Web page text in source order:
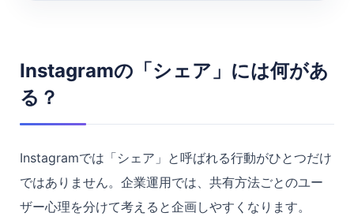
Instagramの「シェア」には何があ
る？
Instagramでは「シェア」と呼ばれる行動がひとつだけ
ではありません。企業運用では、共有方法ごとのユー
ザー心理を分けて考えると企画しやすくなります。